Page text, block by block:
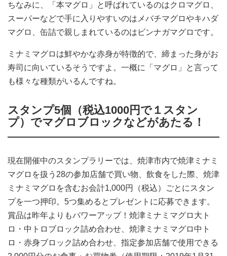
ちなみに、「本マグロ」と呼ばれているのはクロマグロ、
スーパーなどで手に入りやすいのはメバチマグロやキハダ
マグロ、缶詰で親しまれているのはビンナガマグロです。
ミナミマグロは鮮やかな赤身が特徴的で、締まった身がお
寿司に向いているそうですよ。一概に「マグロ」と言って
も様々な種類がいるんですね。
スタンプ5個（税込1000円で１スタン
プ）でマグロブロックなどがあたる！
現在開催中のスタンプラリーでは、焼津市内で焼津ミナミ
マグロを扱う28の参加店舗で買い物、飲食をした際、焼津
ミナミマグロを含むお会計1,000円（税込）ごとにスタン
プを一つ押印。5つ集めるとプレゼントに応募できます。
賞品は昨年よりもパワーアップ！焼津ミナミマグロ大ト
ロ・中トロブロック詰め合わせ、焼津ミナミマグロ中ト
ロ・赤身ブロック詰め合わせ、指定参加店舗で使用できる